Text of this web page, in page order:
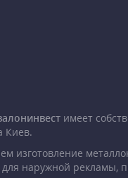
имеет
Киев.
изготовление
наружной рекламы,